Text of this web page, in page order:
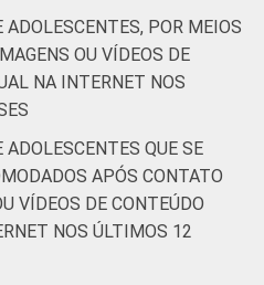
anos
-
De 11 a 12
anos
De 13 a 14
anos
4
ADOLESCENTES, POR MEIOS
OU VÍDEOS DE
NA INTERNET NOS
ADOLESCENTES QUE SE
APÓS CONTATO
VÍDEOS DE CONTEÚDO
NOS ÚLTIMOS 12